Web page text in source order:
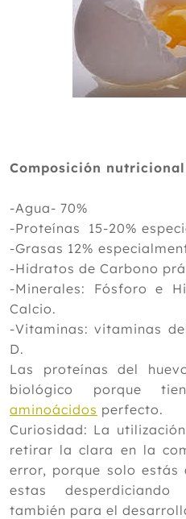
Marzo
Febrero
2012
Composición nutricional
-Agua- 70%
-Proteínas 15-20%
-Grasas 12%
-Hidratos de Carbono
-Minerales: Fósforo e
Calcio.
-Vitaminas: vitaminas
D.
Las proteínas del
biológico porque
aminoácidos perfecto.
Curiosidad: La
retirar la clara en la
error, porque solo estás
estas desperdiciando
también para el